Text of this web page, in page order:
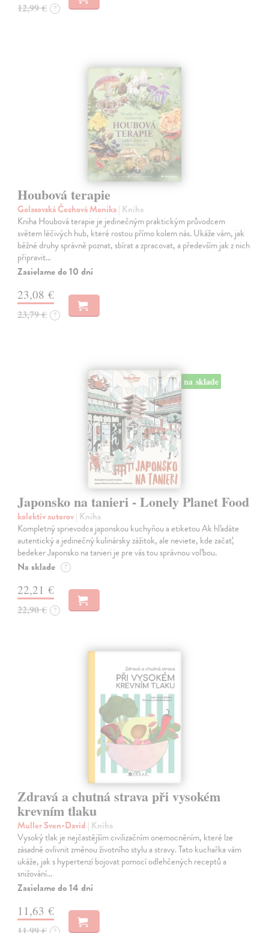
12,99 € ?
Houbová terapie
Golasovská Čechová Monika| Kniha
Kniha Houbová terapie je jedinečným praktickým průvodcem
světem léčivých hub, které rostou přímo kolem nás. Ukáže vám, jak
běžné druhy správně poznat, sbírat a zpracovat, a především jak z nich
připravit…
Zasielame do 10 dní
23,08 €
23,79 € ?
na sklade
Japonsko na tanieri - Lonely Planet Food
kolektív autorov| Kniha
Kompletný sprievodca japonskou kuchyňou a etiketou Ak hľadáte
autentický a jedinečný kulinársky zážitok, ale neviete, kde začať,
bedeker Japonsko na tanieri je pre vás tou správnou voľbou.
Na sklade ?
22,21 €
22,90 € ?
Zdravá a chutná strava při vysokém
krevním tlaku
Muller Sven-David | Kniha
Vysoký tlak je nejčastějším civilizačním onemocněním, které lze
zásadně ovlivnit změnou životního stylu a stravy. Tato kuchařka vám
ukáže, jak s hypertenzí bojovat pomocí odlehčených receptů a
snižování…
Zasielame do 14 dní
11,63 €